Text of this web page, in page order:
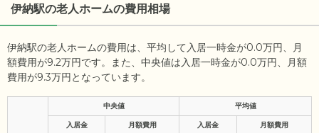
伊納駅の老人ホームの費用相場
伊納駅の老人ホームの費用は、平均して入居一時金が0.0万円、月
額費用が9.2万円です。また、中央値は入居一時金が0.0万円、月額
費用が9.3万円となっています。
中央値 平均値
入居金 月額費用 入居金 月額費用